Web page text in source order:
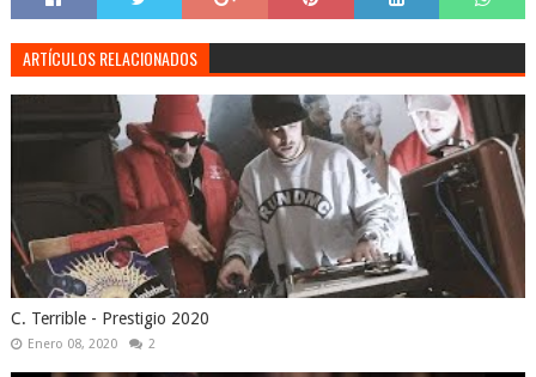
ARTÍCULOS RELACIONADOS
C. Terrible - Prestigio 2020
Enero 08, 2020 2